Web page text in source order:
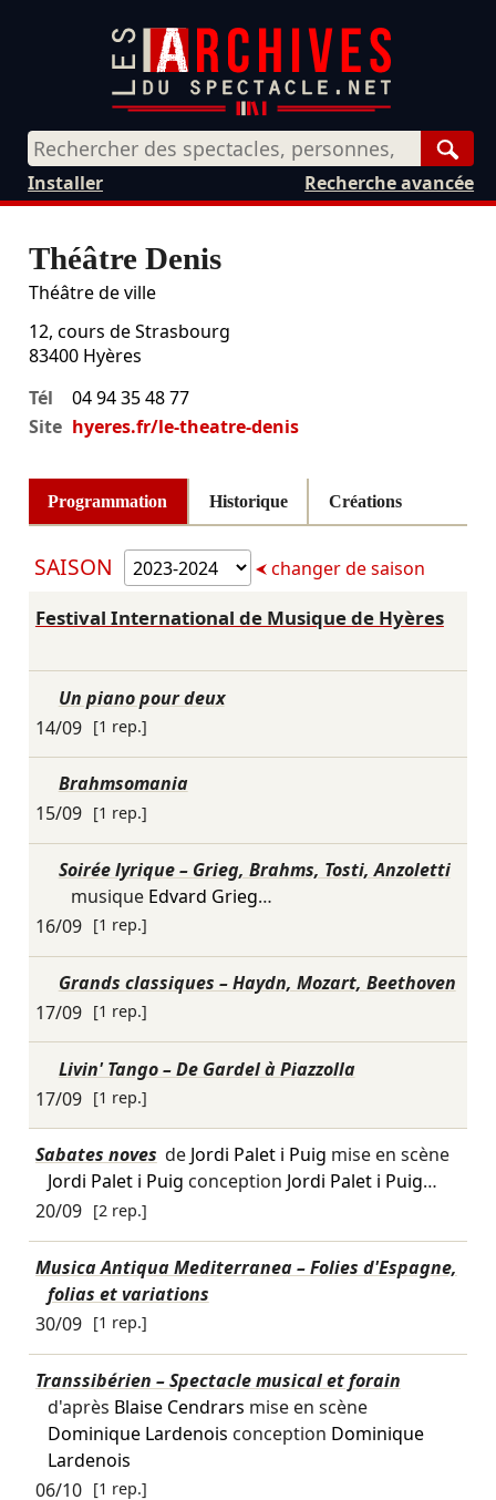
Recherche avancée
Installer
Théâtre Denis
Théâtre de ville
12, cours de Strasbourg
83400 Hyères
Tél
04 94 35 48 77
Site hyeres.fr/le-theatre-denis
Programmation Historique Créations
SAISON changer de saison
Festival International de Musique de Hyères
Un piano pour deux
14/09 [1 rep.]
Brahmsomania
15/09 [1 rep.]
Soirée lyrique – Grieg, Brahms, Tosti, Anzoletti
musique Edvard Grieg…
16/09 [1 rep.]
Grands classiques – Haydn, Mozart, Beethoven
17/09 [1 rep.]
Livin' Tango – De Gardel à Piazzolla
17/09 [1 rep.]
Sabates noves de Jordi Palet i Puig mise en scène
Jordi Palet i Puig conception Jordi Palet i Puig…
20/09 [2 rep.]
Musica Antiqua Mediterranea – Folies d'Espagne,
folias et variations
30/09 [1 rep.]
Transsibérien – Spectacle musical et forain
d'après Blaise Cendrars mise en scène
Dominique Lardenois conception Dominique
Lardenois
06/10 [1 rep.]